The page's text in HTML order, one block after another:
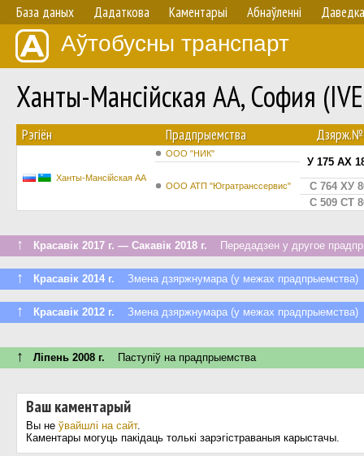
База даных Дадаткова Каментарыі Абнаўленнi Даведка
Аўтобусны транспарт
Ханты-Мансійская АА, София
Рэгіён Прадпрыемства Дзярж.№
Ханты-Мансійская АА
ООО "НИК"
У 175 АХ
ООО АТП "Югратранссервис"
С 764 ХУ
С 509 СТ
↑ Красавік 2017 г. — Сакавік 2018 г. Передадзен у другое
↑ Красавік 2014 г. Змена дзяржнумара (у межах прадпрыемства)
↑ Красавік 2012 г. Змена дзяржнумара (у межах прадпрыемства)
↑ Ліпень 2008 г. Паступiў на прадпрыемства
Ваш каментарый
Вы не ўвайшлі на сайт.
Каментары могуць пакідаць толькі зарэгістраваныя карыстачы.